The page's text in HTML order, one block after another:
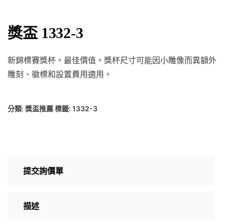
獎盃 1332-3
新錦標賽獎杯。最佳價值。獎杯尺寸可能因小雕像而異額外
雕刻、徽標和設置費用適用。
分類: 獎盃推薦標籤: 1332-3
提交詢價單
描述